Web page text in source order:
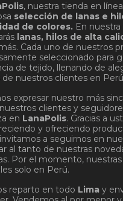
, nuestra tienda en
selección de lanas e
de colores. En
lanas, hilos de alta
Cada uno de nuestros
seleccionado para
de tejido, llenando de
de nuestros clientes en
expresar nuestro más
clientes y
en LanaPolis. Gracias a
y ofreciendo
a seguirnos en
al tanto de nuestras
Por el momento,
solo en Perú.
reparto en todo Lima y